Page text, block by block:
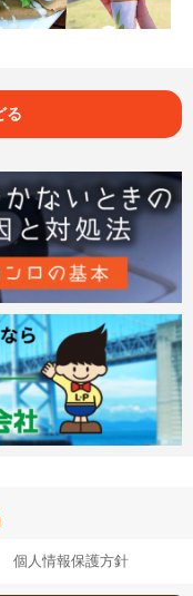
る
個人情報保護方針